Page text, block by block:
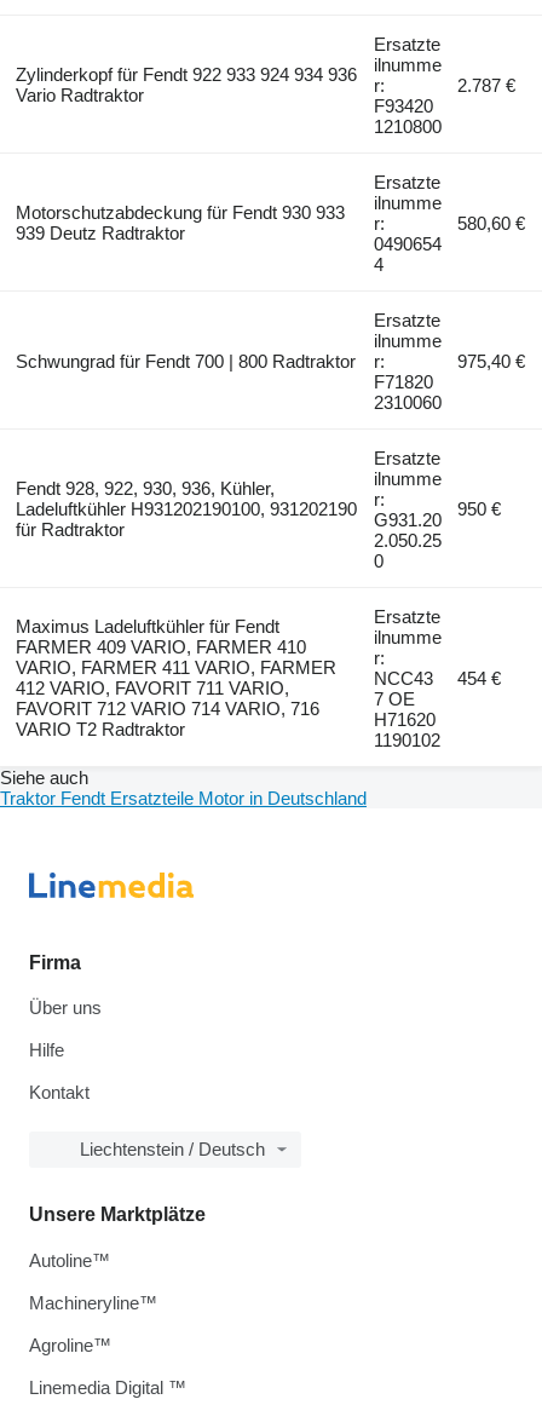
Zylinderkopf für Fendt 922 933 924 934 936
Vario Radtraktor
Ersatzte
ilnumme
r:
F93420
1210800
2.787 €
Motorschutzabdeckung für Fendt 930 933
939 Deutz Radtraktor
Ersatzte
ilnumme
r:
0490654
4
580,60 €
Schwungrad für Fendt 700 | 800 Radtraktor
Ersatzte
ilnumme
r:
F71820
2310060
975,40 €
Fendt 928, 922, 930, 936, Kühler,
Ladeluftkühler H931202190100, 931202190
für Radtraktor
Ersatzte
ilnumme
r:
G931.20
2.050.25
0
950 €
Maximus Ladeluftkühler für Fendt
FARMER 409 VARIO, FARMER 410
VARIO, FARMER 411 VARIO, FARMER
412 VARIO, FAVORIT 711 VARIO,
FAVORIT 712 VARIO 714 VARIO, 716
VARIO T2 Radtraktor
Ersatzte
ilnumme
r:
NCC43
7 OE
H71620
1190102
454 €
Siehe auch
Traktor Fendt Ersatzteile Motor in Deutschland
Firma
Über uns
Hilfe
Kontakt
Liechtenstein / Deutsch
Unsere Marktplätze
Autoline™
Machineryline™
Agroline™
Linemedia Digital ™